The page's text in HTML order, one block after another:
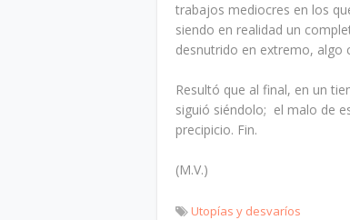
trabajos mediocres en los
siendo en realidad un
desnutrido en extremo, algo
Resultó que al final, en un
siguió siéndolo; el malo de
precipicio. Fin.
(M.V.)
Utopías y desvaríos